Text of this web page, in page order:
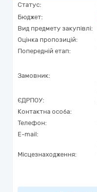
Статус:
Бюджет:
Вид предмету закупівлі:
Оцінка пропозицій:
Попередній етап:
Замовник:
ЄДРПОУ:
Контактна особа:
Телефон:
E-mail:
Місцезнаходження: